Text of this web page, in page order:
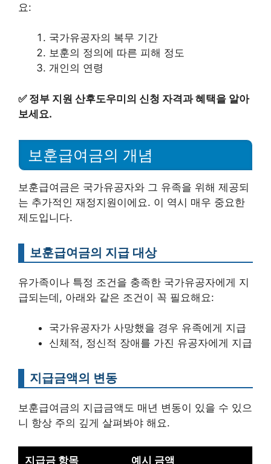
요:
국가유공자의 복무 기간
보훈의 정의에 따른 피해 정도
개인의 연령
✅ 정부 지원 산후도우미의 신청 자격과 혜택을 알아
보세요.
보훈급여금의 개념
보훈급여금은 국가유공자와 그 유족을 위해 제공되
는 추가적인 재정지원이에요. 이 역시 매우 중요한
제도입니다.
보훈급여금의 지급 대상
유가족이나 특정 조건을 충족한 국가유공자에게 지
급되는데, 아래와 같은 조건이 꼭 필요해요:
국가유공자가 사망했을 경우 유족에게 지급
신체적, 정신적 장애를 가진 유공자에게 지급
지급금액의 변동
보훈급여금의 지급금액도 매년 변동이 있을 수 있으
니 항상 주의 깊게 살펴봐야 해요.
지급금 항목 예시 금액